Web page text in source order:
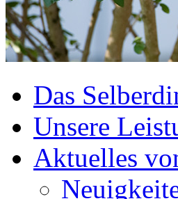
Das
Unsere
Aktuelles